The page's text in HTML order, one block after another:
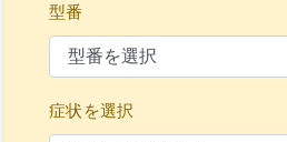
型番
症状を選択